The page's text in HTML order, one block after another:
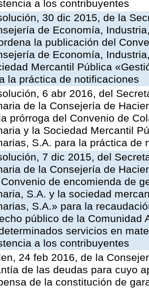
a los contribuyentes
30 dic 2015, de la
de Economía,
la publicación del
de Economía,
Mercantil Pública
la práctica de notificaciones
6 abr 2016, del
de la Consejería de
prórroga del Convenio de
y la Sociedad Mercantil
S.A. para la práctica de
7 dic 2015, del
de la Consejería de
de encomienda de
S.A. y la sociedad
S.A.» para la
público de la Comunidad
servicios en
a los contribuyentes
24 feb 2016, de la
de las deudas para cuyo
de la constitución de